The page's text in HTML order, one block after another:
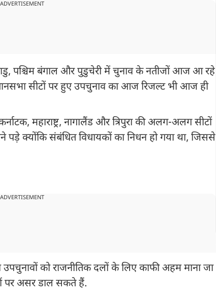
ADVERTISEMENT
पश्चिम बंगाल और पुडुचेरी में चुनाव के नतीजों आज आ रहे
सीटों पर हुए उपचुनाव का आज रिजल्ट भी आज ही
महाराष्ट्र, नागालैंड और त्रिपुरा की अलग-अलग सीटों
पड़े क्योंकि संबंधित विधायकों का निधन हो गया था, जिससे
ADVERTISEMENT
को राजनीतिक दलों के लिए काफी अहम माना जा
पर असर डाल सकते हैं.